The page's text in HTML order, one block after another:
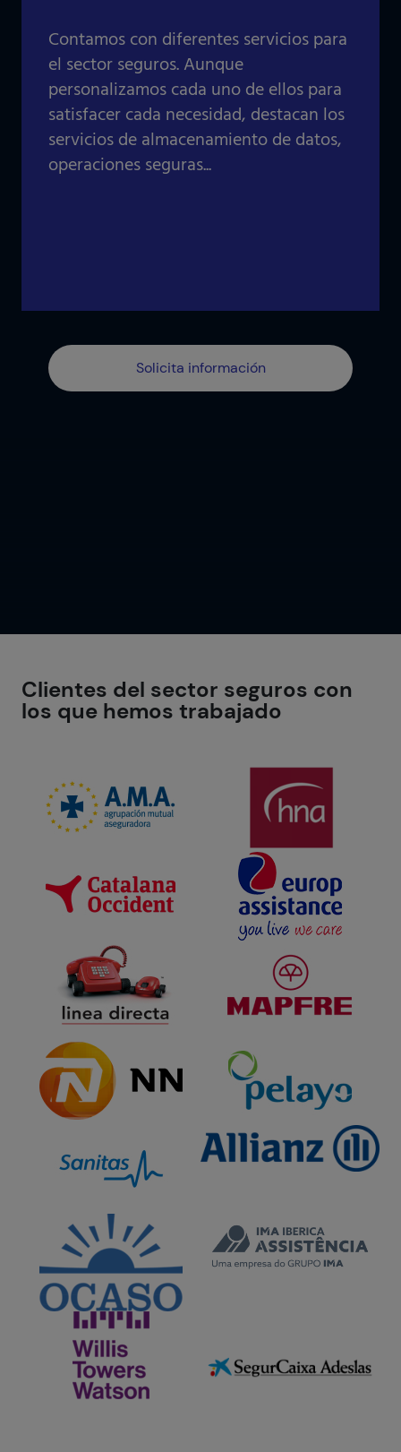
Contamos con diferentes servicios para
el sector seguros. Aunque
personalizamos cada uno de ellos para
satisfacer cada necesidad, destacan los
servicios de almacenamiento de datos,
operaciones seguras...
Solicita información
Clientes del sector seguros con
los que hemos trabajado
Tecnología de la información y
comunicaciones
IOTIQ by Powernet
Ver todas las soluciones
Logística
Banca
Workplace
Servicios
¿Necesitas ayuda? Te llamamos